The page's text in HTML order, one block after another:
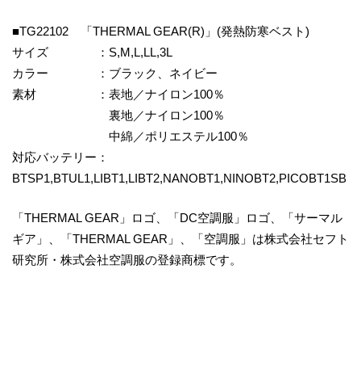
■TG22102 「THERMAL GEAR(R)」(発熱防寒ベスト)
サイズ ：S,M,L,LL,3L
カラー ：ブラック、ネイビー
素材 ：表地／ナイロン100％
裏地／ナイロン100％
中綿／ポリエステル100％
対応バッテリー：
BTSP1,BTUL1,LIBT1,LIBT2,NANOBT1,NINOBT2,PICOBT1SB
「THERMAL GEAR」ロゴ、「DC空調服」ロゴ、「サーマル
ギア」、「THERMAL GEAR」、「空調服」は株式会社セフト
研究所・株式会社空調服の登録商標です。